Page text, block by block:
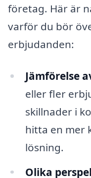
företag. Här är
varför du bör
erbjudanden:
Jämförelse
eller fler
skillnader i
hitta en mer
lösning.
Olika